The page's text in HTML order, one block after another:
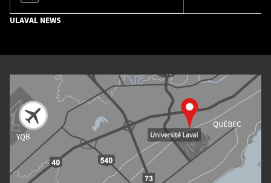
ULAVAL NEWS